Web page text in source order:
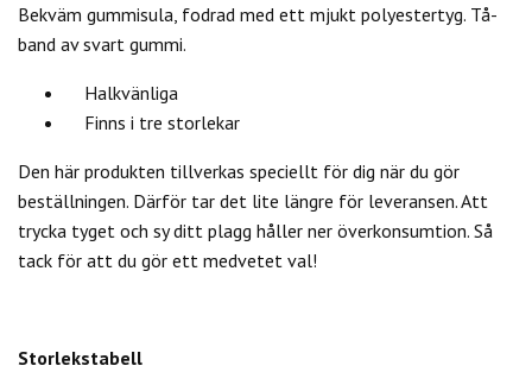
Bekväm gummisula, fodrad med ett mjukt polyestertyg. Tå-
band av svart gummi.
Halkvänliga
Finns i tre storlekar
Den här produkten tillverkas speciellt för dig när du gör
beställningen. Därför tar det lite längre för leveransen. Att
trycka tyget och sy ditt plagg håller ner överkonsumtion. Så
tack för att du gör ett medvetet val!
Storlekstabell